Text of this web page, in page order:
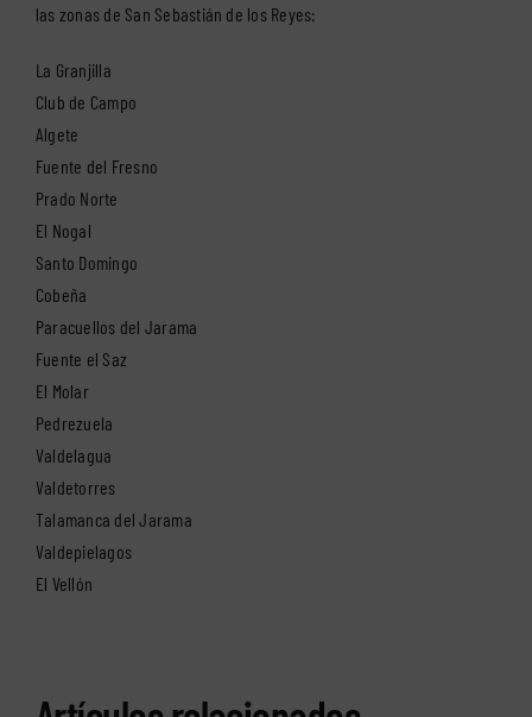
las zonas de San Sebastián de los Reyes:
La Granjilla
Club de Campo
Algete
Fuente del Fresno
Prado Norte
El Nogal
Santo Domingo
Cobeña
Paracuellos del Jarama
Fuente el Saz
El Molar
Pedrezuela
Valdelagua
Valdetorres
Talamanca del Jarama
Valdepielagos
El Vellón